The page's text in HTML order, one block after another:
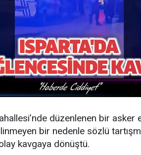
düzenlenen bir asker
bir nedenle sözlü
kavgaya dönüştü.